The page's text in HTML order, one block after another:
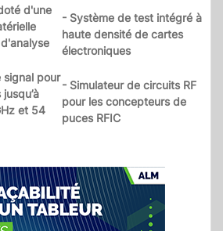
d'une
- Système de test intégré à
haute densité de cartes
électroniques
signal pour
et 54
- Simulateur de circuits RF
pour les concepteurs de
puces RFIC